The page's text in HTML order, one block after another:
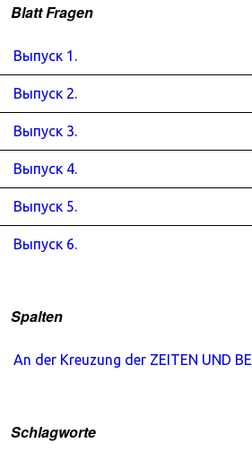
Blatt Fragen
Выпуск 1.
Выпуск 2.
Выпуск 3.
Выпуск 4.
Выпуск 5.
Выпуск 6.
Spalten
An der Kreuzung der ZEITEN UND
Schlagworte